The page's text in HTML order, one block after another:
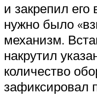
и закрепил
нужно было
механизм.
накрутил
количество
зафиксировал